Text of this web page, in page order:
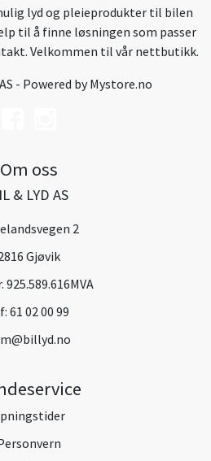
lyd og pleieprodukter til bilen
til å finne løsningen som passer
Velkommen til vår nettbutikk.
- Powered byMystore.no
Om oss
& LYD AS
2
Gjøvik
925.589.616MVA
61 02 00 99